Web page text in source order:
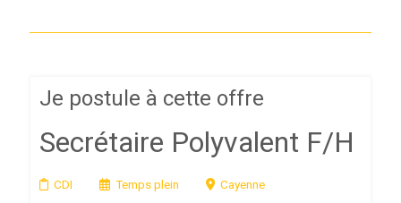
Je postule à cette offre
Secrétaire Polyvalent F/H
CDI Temps plein Cayenne